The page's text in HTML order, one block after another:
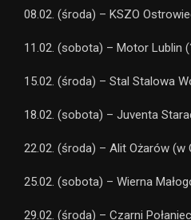
08.02. (środa) – KSZO
11.02. (sobota) – Motor Lublin
15.02. (środa) – Stal Stalowa
18.02. (sobota) – Juventa
22.02. (środa) – Alit Ożarów (w
25.02. (sobota) – Wierna
29.02. (środa) – Czarni